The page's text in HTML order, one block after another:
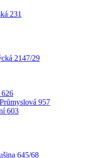
231
2147/29
957
603
645/68